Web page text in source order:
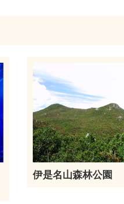
伊是名山森林公園